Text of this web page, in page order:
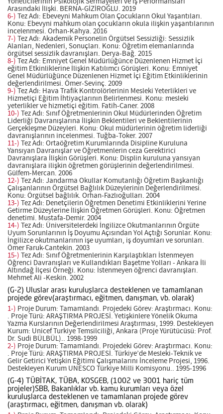
Arasındaki İlişki. BERNA-GİZİROĞLU. 2019
6-) Tez Adı: Ebeveyni Mahkum Olan Çocukların Okul Yaşantıları.
Konu: Ebevyni mahkum olan çocukların okula ilişkin yaşantılarının
incelenmesi. Orhan-Kahya. 2016
7-) Tez Adı: Akademik Personelin Örgütsel Sessizliği: Sessizlik
Alanları, Nedenleri, Sonuçları. Konu: Öğretim elemanlarında
örgütsel sessizlik davranışları. Derya-Bağ. 2015
8-) Tez Adı: Emniyet Genel Müdürlüğünce Düzenlenen Hizmet İçi
eğitim Etkinliklerine İlişkin Katılımcı Görüşleri. Konu: Emniyet
Genel Müdürlüğünce Düzenlenen Hizmet İçi Eğitim Etkinliklerinin
değerlendirilmesi. Ömer-Sevinç. 2009
9-) Tez Adı: Hava Trafik Kontrolörlerinin Mesleki Yeterlikleri ve
Hizmetiçi Eğitim İhtiyaçlarının Belirlenmesi. Konu: mesleki
yeterlikler ve hizmetiçi eğitim. Fatih-Caner. 2008
10-) Tez Adı: Sınıf Öğretmenlerinin Okul Müdürlerinden Öğretim
Liderliği Davranışlarına İlişkin Beklentileri ve Beklentilerinin
Gerçekleşme Düzeyleri. Konu: Okul müdürlerinin öğretim liderliği
davranışlarının incelenmesi. Tuğba-Toker. 2007
11-) Tez Adı: Ortaöğretim Kurumlarında Disipline Kuruluna
Yansıyan Davranışlar ve Öğretmenlerin ceza Gerektirici
Davranışlara İlişkin Görüşleri. Konu: Displin kuruluna yansıyan
davranışlara ilişkin öğretmen görüşlerinin değerlendirilmesi.
Gülfem-Mercan. 2006
12-) Tez Adı: Jandarma Okullar Komutanlığı Öğretim Başkanlığı
Çalışanlarının Örgütsel Bağlılık Düzeylerinin Değerlendirilmesi.
Konu: Örgütsel bağlılık. Orhan-Fazlıoğulları. 2004
13-) Tez Adı: Denetçilerin Öğretmen Denetimi Etkinliklerini Yerine
Getirme Düzeylerine İlişkin Öğretmen Görüşleri. Konu: Öğretmen
denetimi. Mustafa-Demir. 2004
14-) Tez Adı: Üniversitelerdeki İngilizce Okutmanlarının Örgüte
Uyum Sorunlarının İş Doyumu Açısından Yol Açtığı Sorunlar. Konu:
İngilizce okutmanlarının işe uyumları, iş doyumları ve sorunları.
Ömer Faruk-Cantekin. 2003
15-) Tez Adı: Sınıf Öğretmenlerinin Karşılaştıkları İstenmeyen
Öğrenci Davranışları ve Kullandıkları Başetme Yolları - Ankara İli
Altındağ İlçesi Örneği. Konu: İstenmeyen öğrenci davranışları.
Mehmet Ali -Keskin. 2002
(G-2) Uluslar arası kuruluşlarca desteklenen ve tamamlanan
projede görev(araştırmacı, eğitmen, danışman, vb. olarak)
1-) Proje Durum: Tamamlandı. Projedeki Görev: Araştırmacı. Konu:
. Proje Türü: ARAŞTIRMA PROJESİ. Yetişkinlere Yönelik Okuma
Yazma Kurslarının Değerlendirilmesi Araştırması, 1999. Destekleyen
Kurum: Unicef Turkiye Temsilciliği, Ankara (Proje Yürütücüsü: Prof.
Dr. Sudi BÜLBÜL).. 1998-1999
2-) Proje Durum: Tamamlandı. Projedeki Görev: Araştırmacı. Konu:
. Proje Türü: ARAŞTIRMA PROJESİ. Türkiye’de Mesleki-Teknik ve
Gelir Getirici Yetişkin Eğitimi Çalışmalarını İnceleme Projesi, 1996.
Destekleyen Kurum UNESCO Türkiye Milli Komisyonu.. 1995-1996
(G-4) TÜBİTAK, TÜBA, KOSGEB, (1002 ve 3001 hariç tüm
projeler)SBB, Bakanlıklar vb. kamu kurumları veya özel
kuruluşlarca desteklenen ve tamamlanan projede görev
(araştırmacı, eğitmen, danışman vb. olarak)